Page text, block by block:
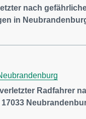
nach
in
Radfahrer